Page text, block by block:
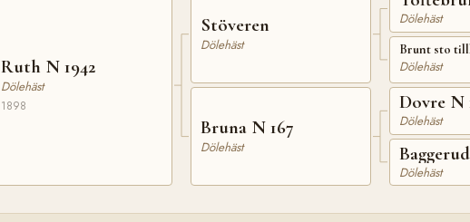
Ruth N 1942
Dölehäst
1898
Stöveren
Dölehäst
Bruna N 167
Dölehäst
Dölehäst
Brunt sto
Dölehäst
Dovre N
Dölehäst
Dölehäst